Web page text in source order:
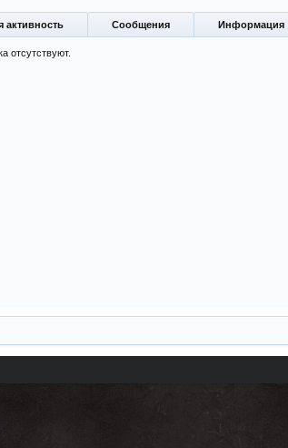
активность Сообщения Информация
отсутствуют.